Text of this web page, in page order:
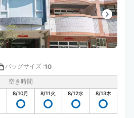
バッグサイズ :10
空き時間
8/10月 8/11火 8/12水 8/13木